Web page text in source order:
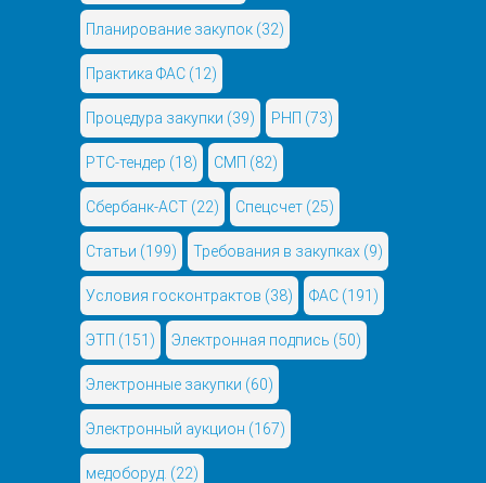
Планирование закупок (32)
Практика ФАС (12)
Процедура закупки (39) РНП (73)
РТС-тендер (18) СМП (82)
Сбербанк-АСТ (22) Спецсчет (25)
Статьи (199) Требования в закупках (9)
Условия госконтрактов (38) ФАС (191)
ЭТП (151) Электронная подпись (50)
Электронные закупки (60)
Электронный аукцион (167)
медоборуд. (22)